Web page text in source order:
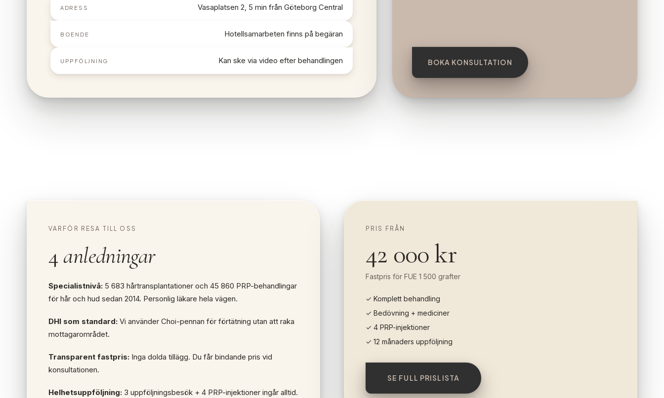
ADRESS Vasaplatsen 2, 5 min från Göteborg Central
BOENDE Hotellsamarbeten finns på begäran
UPPFÖLJNING Kan ske via video efter behandlingen BOKA KONSULTATION
VARFÖR RESA TILL OSS
4anledningar
Specialistnivå:5 683 hårtransplantationer och 45 860 PRP-behandlingar
för hår och hud sedan 2014. Personlig läkare hela vägen.
DHI som standard:Vi använder Choi-pennan för förtätning utan att raka
mottagarområdet.
Transparent fastpris:Inga dolda tillägg. Du får bindande pris vid
konsultationen.
Helhetsuppföljning:3 uppföljningsbesök + 4 PRP-injektioner ingår alltid.
PRIS FRÅN
42 000 kr
Fastpris för FUE 1 500 grafter
✓ Komplett behandling
✓ Bedövning + mediciner
✓ 4 PRP-injektioner
✓ 12 månaders uppföljning
SE FULL PRISLISTA